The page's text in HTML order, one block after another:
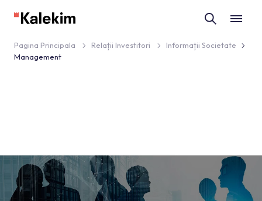
Pagina Principala Relații Investitori
Informații Societate
Management